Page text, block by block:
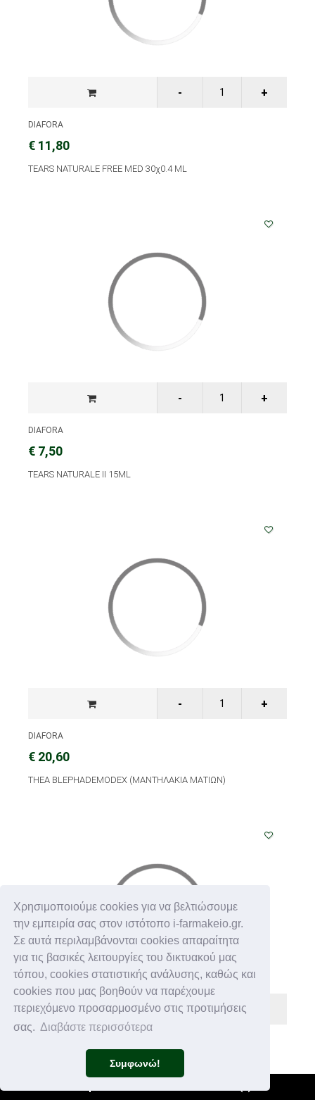
Χρησιμοποιούμε cookies για να βελτιώσουμε
την εμπειρία σας στον ιστότοπο i-farmakeio.gr.
Σε αυτά περιλαμβάνονται cookies απαραίτητα
για τις βασικές λειτουργίες του δικτυακού μας
τόπου, cookies στατιστικής ανάλυσης, καθώς και
cookies που μας βοηθούν να παρέχουμε
περιεχόμενο προσαρμοσμένο στις προτιμήσεις
σας. Διαβάστε περισσότερα
Συμφωνώ!
DIAFORA
€ 11,80
TEARS NATURALE FREE MED 30χ0.4 ML
DIAFORA
€ 7,50
TEARS NATURALE II 15ML
DIAFORA
€ 20,60
THEA BLEPHADEMODEX (ΜΑΝΤΗΛΑΚΙΑ ΜΑΤΙΩΝ)